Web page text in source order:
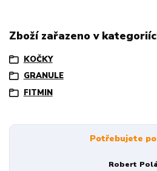
Zboží zařazeno v
KOČKY
GRANULE
FITMIN
Potřebujete
Robert